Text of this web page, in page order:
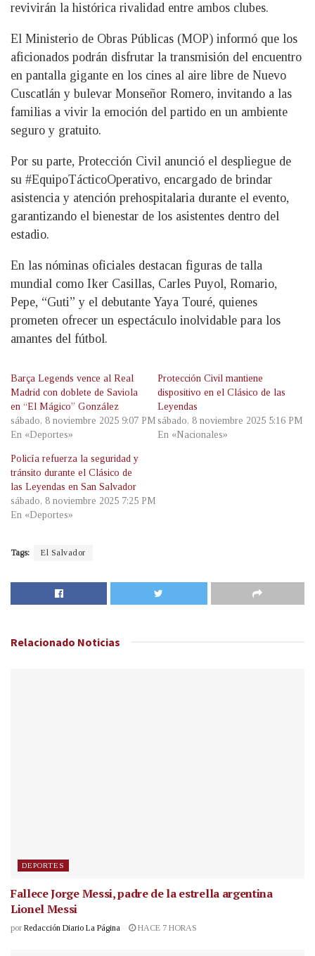
revivirán la histórica rivalidad entre ambos clubes.
El Ministerio de Obras Públicas (MOP) informó que los
aficionados podrán disfrutar la transmisión del encuentro
en pantalla gigante en los cines al aire libre de Nuevo
Cuscatlán y bulevar Monseñor Romero, invitando a las
familias a vivir la emoción del partido en un ambiente
seguro y gratuito.
Por su parte, Protección Civil anunció el despliegue de
su #EquipoTácticoOperativo, encargado de brindar
asistencia y atención prehospitalaria durante el evento,
garantizando el bienestar de los asistentes dentro del
estadio.
En las nóminas oficiales destacan figuras de talla
mundial como Iker Casillas, Carles Puyol, Romario,
Pepe, “Guti” y el debutante Yaya Touré, quienes
prometen ofrecer un espectáculo inolvidable para los
amantes del fútbol.
Barça Legends vence al Real
Madrid con doblete de Saviola
en “El Mágico” González
sábado, 8 noviembre 2025 9:07 PM
En «Deportes»
Protección Civil mantiene
dispositivo en el Clásico de las
Leyendas
sábado, 8 noviembre 2025 5:16 PM
En «Nacionales»
Policía refuerza la seguridad y
tránsito durante el Clásico de
las Leyendas en San Salvador
sábado, 8 noviembre 2025 7:25 PM
En «Deportes»
Tags: El Salvador
Relacionado Noticias
DEPORTES
Fallece Jorge Messi, padre de la estrella argentina
Lionel Messi
por Redacción Diario La Página HACE 7 HORAS